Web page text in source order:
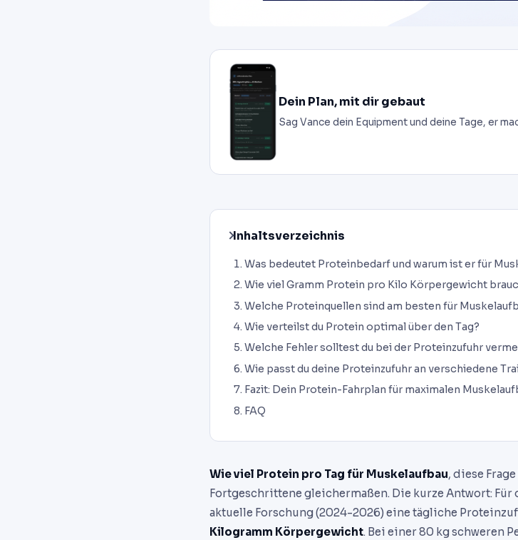
Dein Plan, mit dir gebaut
Sag Vance dein Equipment und deine Tage, er
Inhaltsverzeichnis
Was bedeutet Proteinbedarf und warum ist er für
Wie viel Gramm Protein pro Kilo Körpergewicht
Welche Proteinquellen sind am besten für
Wie verteilst du Protein optimal über den Tag?
Welche Fehler solltest du bei der Proteinzufuhr
Wie passt du deine Proteinzufuhr an verschiedene
Fazit: Dein Protein-Fahrplan für maximalen
FAQ
Wie viel Protein pro Tag für Muskelaufbau, diese
Fortgeschrittene gleichermaßen. Die kurze Antwort:
aktuelle Forschung (2024-2026) eine tägliche
Kilogramm Körpergewicht. Bei einer 80 kg schweren